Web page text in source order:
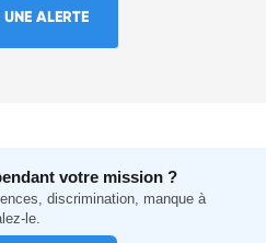
UNE ALERTE
votre mission ?
discrimination, manque à
le.